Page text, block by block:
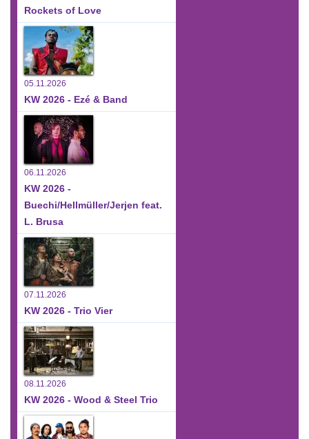
Rockets of Love
05.11.2026
KW 2026 - Ezé & Band
06.11.2026
KW 2026 -
Buechi/Hellmüller/Jerjen feat.
L. Brusa
07.11.2026
KW 2026 - Trio Vier
08.11.2026
KW 2026 - Wood & Steel Trio